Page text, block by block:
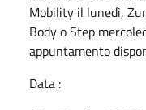
Mobility il lunedì,
Body o Step
appuntamento
Data :